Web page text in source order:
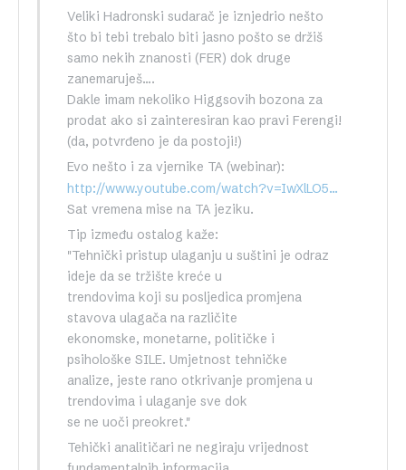
Veliki Hadronski sudarač je iznjedrio nešto
što bi tebi trebalo biti jasno pošto se držiš
samo nekih znanosti (FER) dok druge
zanemaruješ….
Dakle imam nekoliko Higgsovih bozona za
prodat ako si zainteresiran kao pravi Ferengi!
(da, potvrđeno je da postoji!)
Evo nešto i za vjernike TA (webinar):
http://www.youtube.com/watch?v=IwXlLO5d57s
Sat vremena mise na TA jeziku.
Tip između ostalog kaže:
"Tehnički pristup ulaganju u suštini je odraz
ideje da se tržište kreće u
trendovima koji su posljedica promjena
stavova ulagača na različite
ekonomske, monetarne, političke i
psihološke SILE. Umjetnost tehničke
analize, jeste rano otkrivanje promjena u
trendovima i ulaganje sve dok
se ne uoči preokret."
Tehički analitičari ne negiraju vrijednost